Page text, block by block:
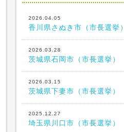
2026.04.05
香川県さぬき市（市長選挙）
2026.03.28
茨城県石岡市（市長選挙）
2026.03.15
茨城県下妻市（市長選挙）
2025.12.27
埼玉県川口市（市長選挙）